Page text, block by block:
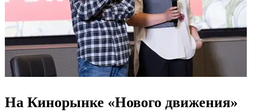
На Кинорынке «Нового движения»